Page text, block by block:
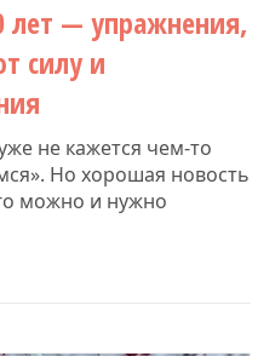
лет — упражнения,
силу и
не кажется чем-то
Но хорошая новость
можно и нужно